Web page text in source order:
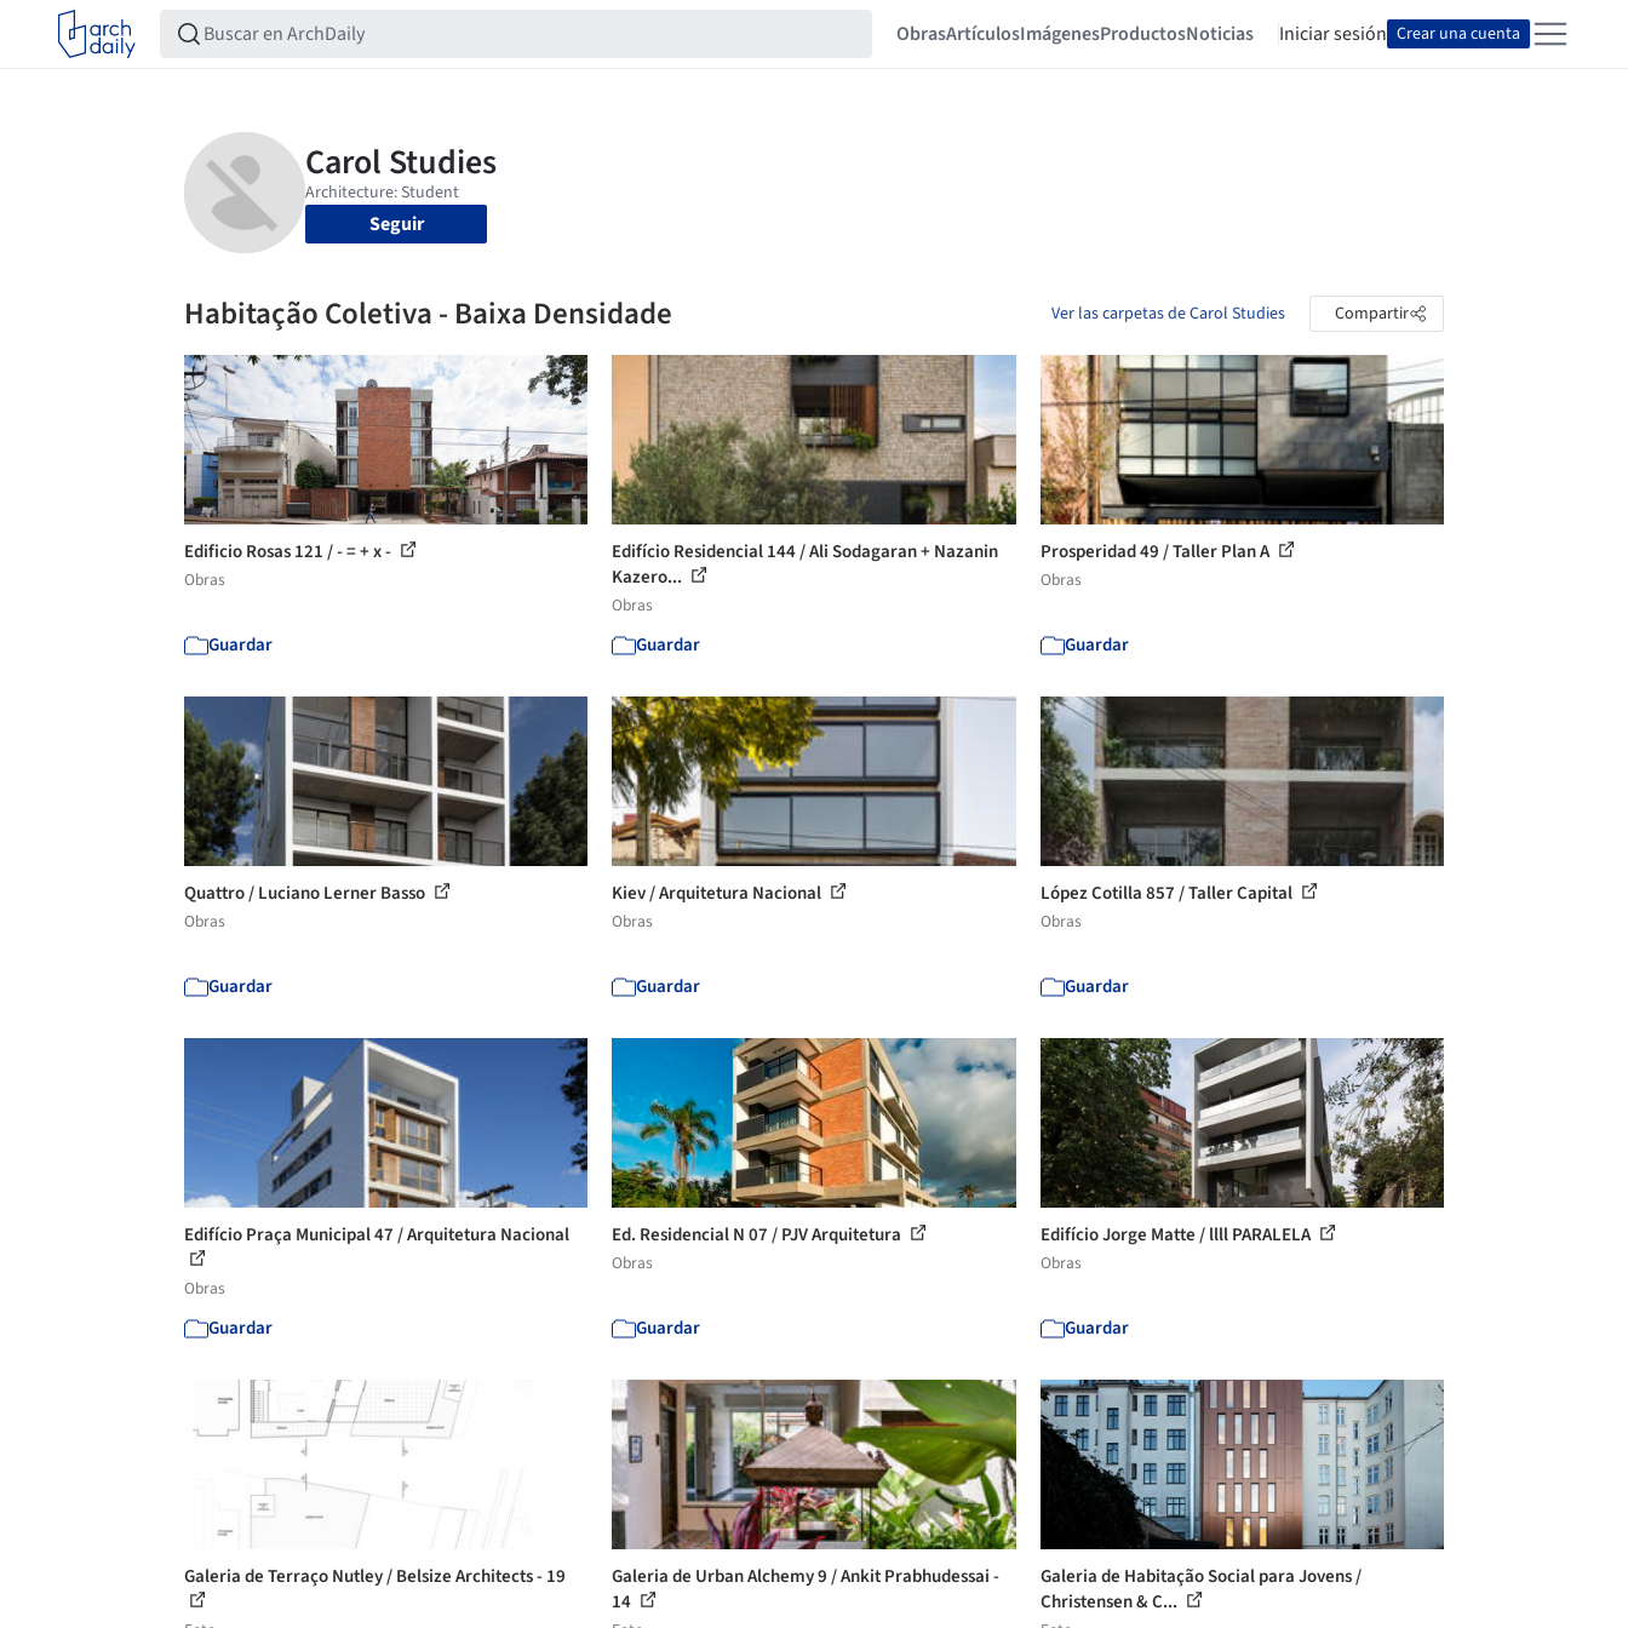
ObrasArtículosImágenesProductosNoticias Iniciar sesión Crear una cuenta
Seguir
Habitação Coletiva - Baixa Densidade Ver las carpetas de Carol Studies Compartir
Edificio Rosas 121 / - = + x -
Obras
Guardar
Edifício Residencial 144 / Ali Sodagaran + Nazanin
Kazero...
Obras
Guardar
Prosperidad 49 / Taller Plan A
Obras
Guardar
Quattro / Luciano Lerner Basso
Obras
Guardar
Kiev / Arquitetura Nacional
Obras
Guardar
López Cotilla 857 / Taller Capital
Obras
Guardar
Edifício Praça Municipal 47 / Arquitetura Nacional
Obras
Guardar
Ed. Residencial N 07 / PJV Arquitetura
Obras
Guardar
Edifício Jorge Matte / llll PARALELA
Obras
Guardar
Galeria de Terraço Nutley / Belsize Architects - 19
Galeria de Urban Alchemy 9 / Ankit Prabhudessai -
14
Galeria de Habitação Social para Jovens /
Christensen & C...